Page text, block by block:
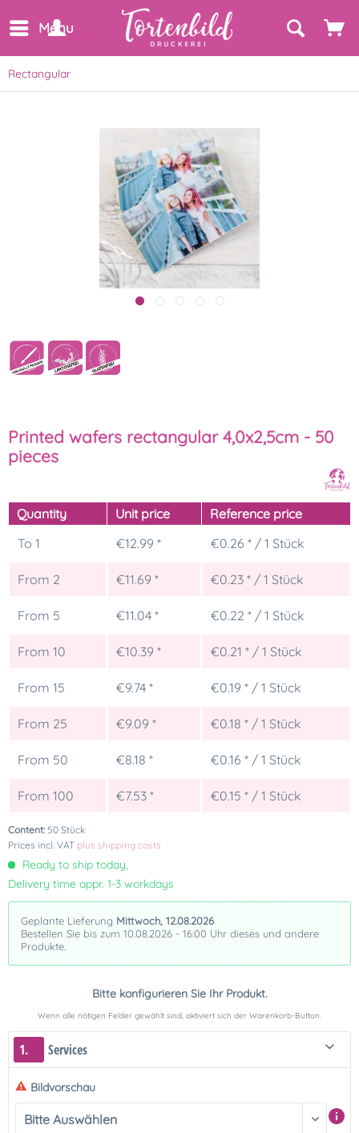
Menu
Rectangular
Printed wafers rectangular 4,0x2,5cm - 50
pieces
Quantity Unit price
Reference price
To 1 €12.99 * €0.26 * / 1 Stück
From 2 €11.69 * €0.23 * / 1 Stück
From 5 €11.04 * €0.22 * / 1 Stück
From 10 €10.39 * €0.21 * / 1 Stück
From 15 €9.74 * €0.19 * / 1 Stück
From 25 €9.09 * €0.18 * / 1 Stück
From 50 €8.18 * €0.16 * / 1 Stück
From 100 €7.53 * €0.15 * / 1 Stück
Content: 50 Stück
Prices incl. VAT plus shipping costs
Ready to ship today,
Delivery time appr. 1-3 workdays
Geplante Lieferung Mittwoch, 12.08.2026
Bestellen Sie bis zum 10.08.2026 - 16:00 Uhr dieses und andere
Produkte.
Bitte konfigurieren Sie Ihr Produkt.
Wenn alle nötigen Felder gewählt sind, aktiviert sich der Warenkorb-Button.
1. Services
Bildvorschau